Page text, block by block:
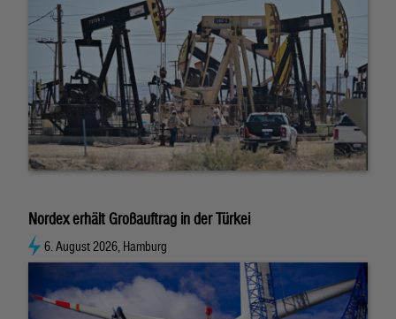
Nordex erhält Großauftrag in der Türkei
6. August 2026, Hamburg